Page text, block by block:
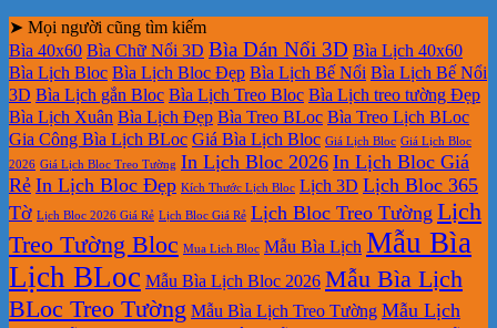
➤ Mọi người cũng tìm kiếm
Bìa 40x60 Bìa Chữ Nổi 3D Bìa Dán Nổi 3D Bìa Lịch 40x60
Bìa Lịch Bloc Bìa Lịch Bloc Đẹp Bìa Lịch Bế Nổi Bìa Lịch Bế Nổi
3D Bìa Lịch gắn Bloc Bìa Lịch Treo Bloc Bìa Lịch treo tường Đẹp
Bìa Lịch Xuân Bìa Lịch Đẹp Bìa Treo BLoc Bìa Treo Lịch BLoc
Gia Công Bìa Lịch BLoc Giá Bìa Lịch Bloc Giá Lịch Bloc Giá Lịch Bloc
2026 Giá Lịch Bloc Treo Tường In Lịch Bloc 2026 In Lịch Bloc Giá
Rẻ In Lịch Bloc Đẹp Kích Thước Lịch Bloc Lịch 3D Lịch Bloc 365
Tờ Lịch Bloc 2026 Giá Rẻ Lịch Bloc Giá Rẻ Lịch Bloc Treo Tường Lịch
Treo Tường Bloc Mua Lich Bloc Mẫu Bìa Lịch Mẫu Bìa
Lịch BLoc Mẫu Bìa Lịch Bloc 2026 Mẫu Bìa Lịch
BLoc Treo Tường Mẫu Bìa Lịch Treo Tường Mẫu Lịch